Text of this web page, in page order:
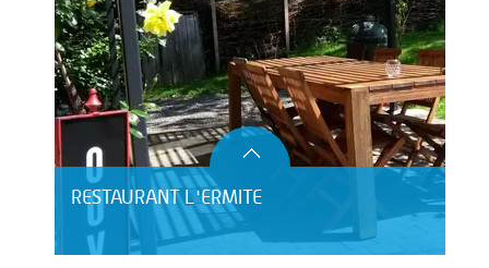
RESTAURANT L'ERMITE